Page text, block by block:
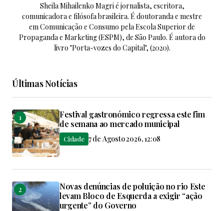
Sheila Mihailenko Magri é jornalista, escritora,
comunicadora e filósofa brasileira. É doutoranda e mestre
em Comunicação e Consumo pela Escola Superior de
Propaganda e Marketing (ESPM), de São Paulo. É autora do
livro "Porta-vozes do Capital", (2020).
Últimas Notícias
Festival gastronómico regressa este fim
de semana ao mercado municipal
Cidade 7 de Agosto 2026, 12:08
Novas denúncias de poluição no rio Este
levam Bloco de Esquerda a exigir “ação
urgente” do Governo